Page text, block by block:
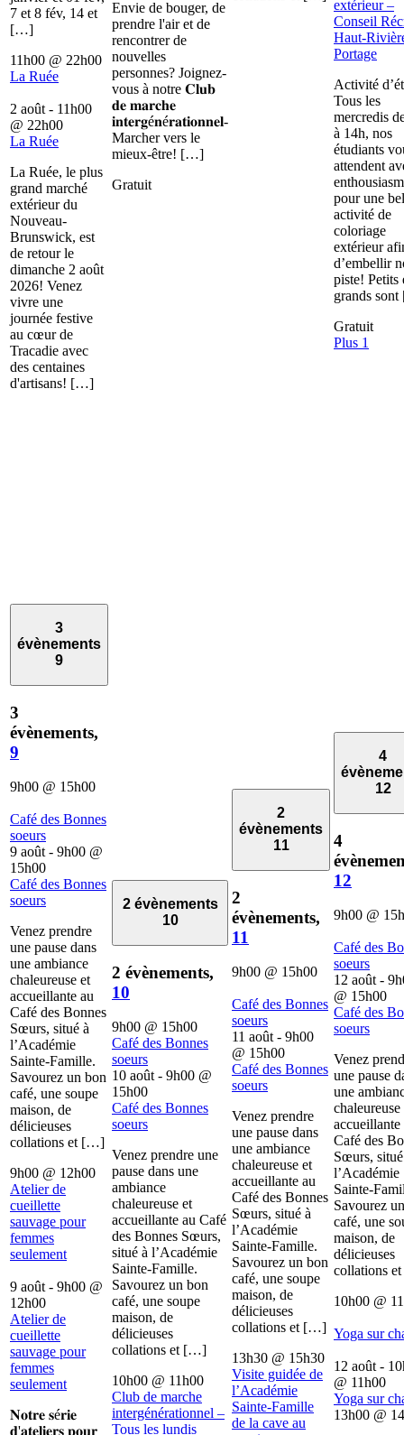
7 et 8 fév, 14 et
[…]
11h00 @ 22h00
La Ruée
2 août - 11h00
@ 22h00
La Ruée
La Ruée, le plus
grand marché
extérieur du
Nouveau-
Brunswick, est
de retour le
dimanche 2 août
2026! Venez
vivre une
journée festive
au cœur de
Tracadie avec
des centaines
d'artisans! […]
Envie de bouger, de
prendre l'air et de
rencontrer de
nouvelles
personnes? Joignez-
vous à notre 𝐂𝐥𝐮𝐛
𝐝𝐞 𝐦𝐚𝐫𝐜𝐡𝐞
𝐢𝐧𝐭𝐞𝐫𝐠é𝐧é𝐫𝐚𝐭𝐢𝐨𝐧𝐧𝐞𝐥-
Marcher vers le
mieux-être! […]
Gratuit
extérieur –
Conseil
Haut-
Portage
Activité
Tous les
mercredis
à 14h, nos
étudiants
attendent
pour une
activité de
coloriage
extérieur
d’embellir
piste! Petits
grands
Gratuit
Plus 1
3
évènements
9
3
évènements,
9
9h00 @ 15h00
Café des Bonnes
soeurs
9 août - 9h00 @
15h00
Café des Bonnes
soeurs
Venez prendre
une pause dans
une ambiance
chaleureuse et
accueillante au
Café des Bonnes
Sœurs, situé à
l’Académie
Sainte-Famille.
Savourez un bon
café, une soupe
maison, de
délicieuses
collations et […]
9h00 @ 12h00
Atelier de
cueillette
sauvage pour
femmes
seulement
9 août - 9h00 @
12h00
Atelier de
cueillette
sauvage pour
femmes
seulement
𝐍𝐨𝐭𝐫𝐞 𝐬é𝐫𝐢𝐞
𝐝'𝐚𝐭𝐞𝐥𝐢𝐞𝐫𝐬 𝐩𝐨𝐮𝐫
2 évènements
10
2 évènements,
10
9h00 @ 15h00
Café des Bonnes
soeurs
10 août - 9h00 @
15h00
Café des Bonnes
soeurs
Venez prendre une
pause dans une
ambiance
chaleureuse et
accueillante au Café
des Bonnes Sœurs,
situé à l’Académie
Sainte-Famille.
Savourez un bon
café, une soupe
maison, de
délicieuses
collations et […]
10h00 @ 11h00
Club de marche
intergénérationnel –
Tous les lundis
2
évènements
11
2
évènements,
11
9h00 @ 15h00
Café des Bonnes
soeurs
11 août - 9h00
@ 15h00
Café des Bonnes
soeurs
Venez prendre
une pause dans
une ambiance
chaleureuse et
accueillante au
Café des Bonnes
Sœurs, situé à
l’Académie
Sainte-Famille.
Savourez un bon
café, une soupe
maison, de
délicieuses
collations et […]
13h30 @ 15h30
Visite guidée de
l’Académie
Sainte-Famille
de la cave au
4
12
4
12
9h00 @
Café des
soeurs
12 août -
@ 15h00
Café des
soeurs
Venez
une pause
une
chaleureuse
accueillante
Café des
Sœurs,
l’Académie
Sainte-
Savourez
café, une
maison, de
délicieuses
collations
10h00 @
Yoga sur
12 août -
@ 11h00
Yoga sur
13h00 @